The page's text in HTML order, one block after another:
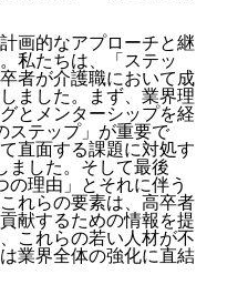
画的なアプローチと継
私たちは、「ステッ
者が介護職において成
ました。まず、業界理
とメンターシップを経
ステップ」が重要で
直面する課題に対処す
ました。そして最後
の理由」とそれに伴う
れらの要素は、高卒者
献するための情報を提
これらの若い人材が不
業界全体の強化に直結
るための基本
する課題と解決策
3選